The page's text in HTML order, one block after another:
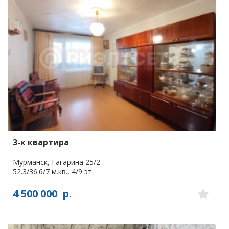
3-к квартира
Мурманск, Гагарина 25/2
52.3/36.6/7 м.кв., 4/9 эт.
4 500 000 р.